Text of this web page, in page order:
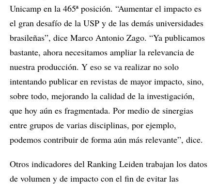
Unicamp en la 465ª posición. “Aumentar el impacto es
el gran desafío de la USP y de las demás universidades
brasileñas”, dice Marco Antonio Zago. “Ya publicamos
bastante, ahora necesitamos ampliar la relevancia de
nuestra producción. Y eso se va realizar no solo
intentando publicar en revistas de mayor impacto, sino,
sobre todo, mejorando la calidad de la investigación,
que hoy aún es fragmentada. Por medio de sinergias
entre grupos de varias disciplinas, por ejemplo,
podemos contribuir de forma aún más relevante”, dice.
Otros indicadores del Ranking Leiden trabajan los datos
de volumen y de impacto con el fin de evitar las